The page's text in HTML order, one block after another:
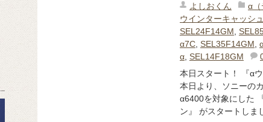
よしおくん α（
ウインターキャッシ
SEL24F14GM
α7C, SEL35F14GM
α, SEL14F18GM
本日スタート！ 『α
本日より、ソニーの
α6400を対象にした
ン』 がスタートし